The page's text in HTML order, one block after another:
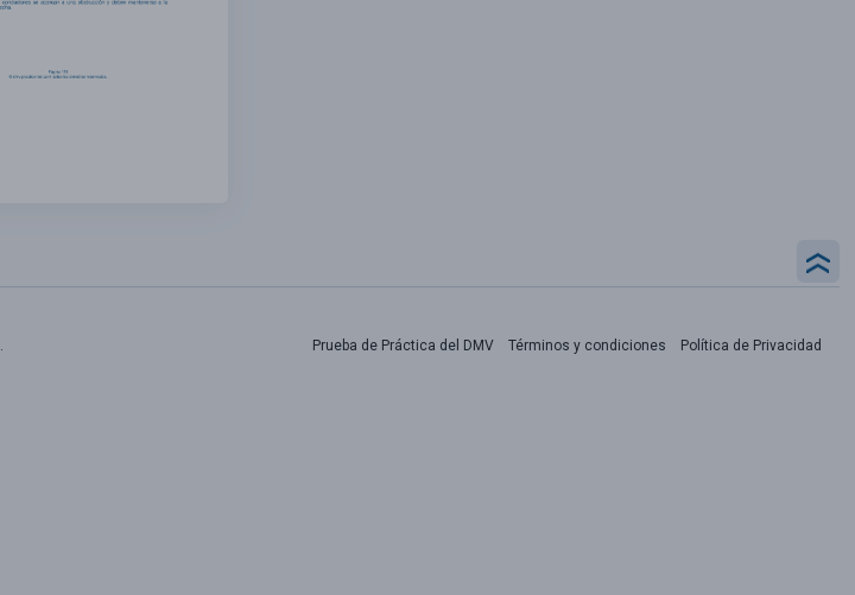
Prueba de Práctica del DMV Términos y condiciones Política de Privacidad